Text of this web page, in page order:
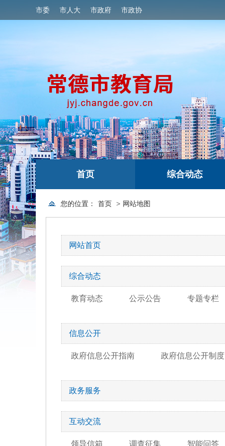
市委 市人大 市政府 市政协
首页 综合动态
您的位置： 首页 > 网站地图
网站首页
综合动态
教育动态 公示公告 专题专栏
信息公开
政府信息公开指南 政府信息公开制度
政务服务
互动交流
领导信箱 调查征集 智能问答